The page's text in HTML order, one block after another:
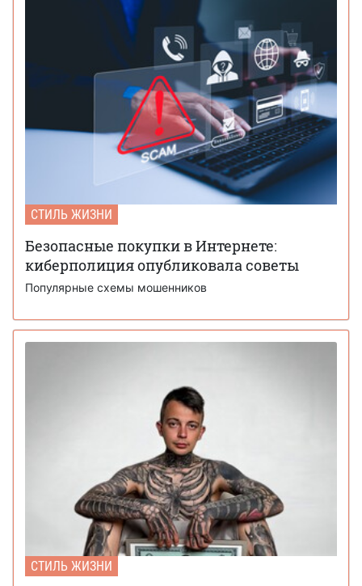
СТИЛЬ ЖИЗНИ
Безопасные покупки в Интернете:
киберполиция опубликовала советы
Популярные схемы мошенников
СТИЛЬ ЖИЗНИ